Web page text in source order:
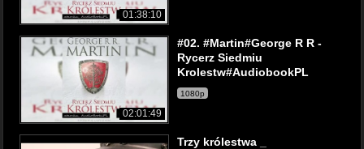
01:38:10
02:01:49
#02. #Martin#George R R -
Rycerz Siedmiu
Krolestw#AudiobookPL
1080p
Trzy królestwa _